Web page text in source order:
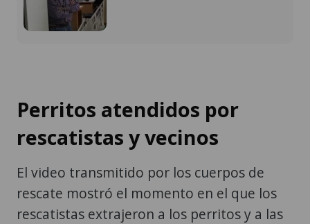
Perritos atendidos por
rescatistas y vecinos
El video transmitido por los cuerpos de
rescate mostró el momento en el que los
rescatistas extrajeron a los perritos y a las